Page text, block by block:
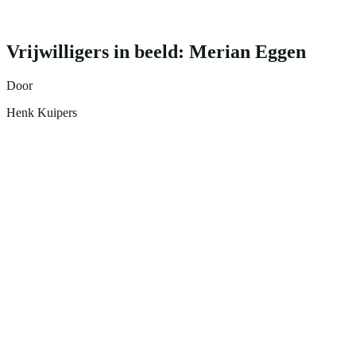
Vrijwilligers in beeld: Merian Eggen
Door
Henk Kuipers